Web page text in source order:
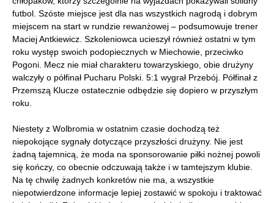
futbol. Szóste miejsce jest dla nas wszystkich nagrodą i dobrym
miejscem na start w rundzie rewanżowej – podsumowuje trener
Maciej Antkiewicz. Szkoleniowca ucieszył również ostatni w tym
roku występ swoich podopiecznych w Miechowie, przeciwko
Pogoni. Mecz nie miał charakteru towarzyskiego, obie drużyny
walczyły o półfinał Pucharu Polski. 5:1 wygrał Przebój. Półfinał z
Przemszą Klucze ostatecznie odbędzie się dopiero w przyszłym
roku.
Niestety z Wolbromia w ostatnim czasie dochodzą też
niepokojące sygnały dotyczące przyszłości drużyny. Nie jest
żadną tajemnicą, że moda na sponsorowanie piłki nożnej powoli
się kończy, co obecnie odczuwają także i w tamtejszym klubie.
Na tę chwilę żadnych konkretów nie ma, a wszystkie
niepotwierdzone informacje lepiej zostawić w spokoju i traktować